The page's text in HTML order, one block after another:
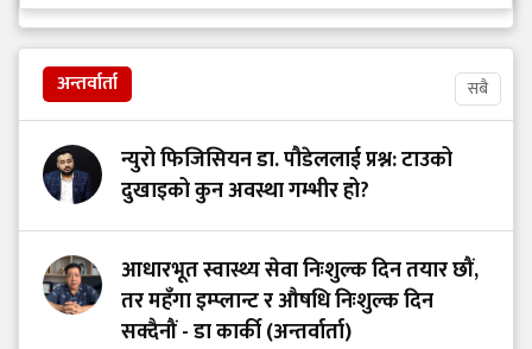
अन्तर्वार्ता सबै
न्युरो फिजिसियन डा. पौडेललाई प्रश्न: टाउको
दुखाइको कुन अवस्था गम्भीर हो?
आधारभूत स्वास्थ्य सेवा निःशुल्क दिन तयार छौं,
तर महँगा इम्प्लान्ट र औषधि निःशुल्क दिन
सक्दैनौं - डा कार्की (अन्तर्वार्ता)